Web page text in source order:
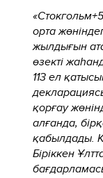
орта
жылдығын
өзекті
113 ел
қорғау
алғанда,
қабылдады.
Біріккен